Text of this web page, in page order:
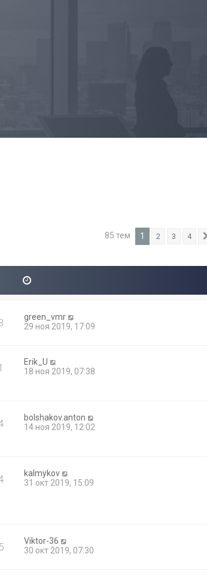
85 тем 1 2 3 4
green_vmr
29 ноя 2019, 17:09
Erik_U
18 ноя 2019, 07:38
bolshakov.anton
14 ноя 2019, 12:02
kalmykov
31 окт 2019, 15:09
Viktor-36
30 окт 2019, 07:30